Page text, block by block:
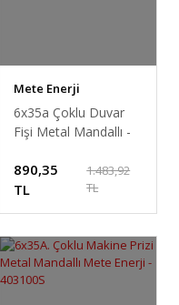
Mete Enerji
6x35a Çoklu Duvar
Fişi Metal Mandallı -
403107S
890,35
TL
1.483,92
TL